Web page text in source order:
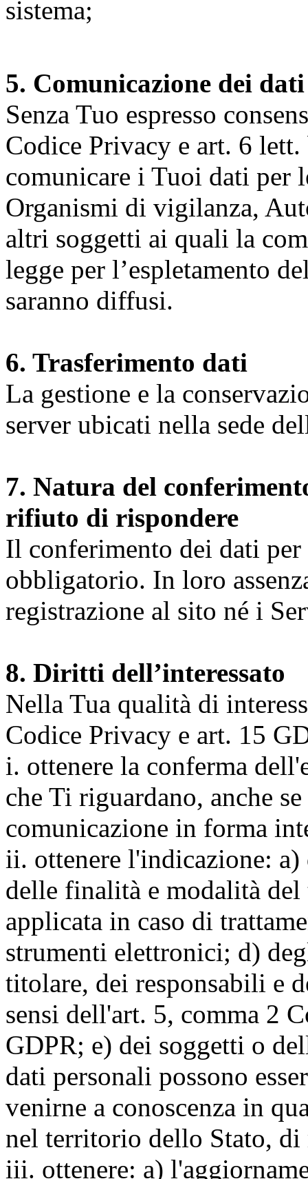
sistema;
5. Comunicazione dei dati
Senza Tuo espresso
Codice Privacy e art. 6
comunicare i Tuoi dati per
Organismi di vigilanza,
altri soggetti ai quali la
legge per l’espletamento
saranno diffusi.
6. Trasferimento dati
La gestione e la
server ubicati nella sede
7. Natura del
rifiuto di rispondere
Il conferimento dei dati
obbligatorio. In loro
registrazione al sito né i
8. Diritti dell’interessato
Nella Tua qualità di
Codice Privacy e art. 15
i. ottenere la conferma
che Ti riguardano, anche
comunicazione in forma
ii. ottenere l'indicazione:
delle finalità e modalità
applicata in caso di
strumenti elettronici; d)
titolare, dei responsabili e
sensi dell'art. 5, comma 2
GDPR; e) dei soggetti o
dati personali possono
venirne a conoscenza in
nel territorio dello Stato,
iii. ottenere: a)